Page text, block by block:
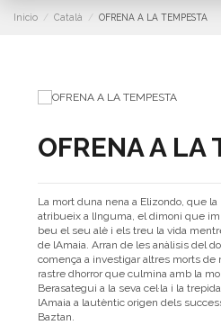
Inicio Català OFRENA A LA TEMPESTA
OFRENA A LA
La mort duna nena a Elizondo, que
atribueix a lInguma, el dimoni que
beu el seu alè i els treu la vida
de lAmaia. Arran de les anàlisis del
comença a investigar altres morts de
rastre dhorror que culmina amb la
Berasategui a la seva cel·la i la
lAmaia a lautèntic origen dels
Baztan.